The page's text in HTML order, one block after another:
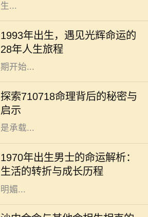
生...
1993年出生，遇见光辉命运的
28年人生旅程
每个人的出生日期都有其独特的命
运，而19770108这个日期不仅仅是
一个简单的数字，它承载着一个独特
灵魂的故事与经历。从这个特定的日
期开始...
探索710718命理背后的秘密与
启示
在中国传统命理学中，数字具有独特
而深远的含义。710718这一数字组
合，常常让人充满好奇与探索的欲
望。它不仅仅是一个简单的数字，更
是承载...
1970年出生男士的命运解析：
生活的转折与成长历程
1970年是中国历史上一个具有特殊意
义的年份，这一年出生的男士在气
候、文化和社会变迁中成长，形成了
独特的个性与命运。在这一年，阳光
明媚...
在中国传统命理学中，五行理论深深
影响着人们对命运的理解。其中，沙